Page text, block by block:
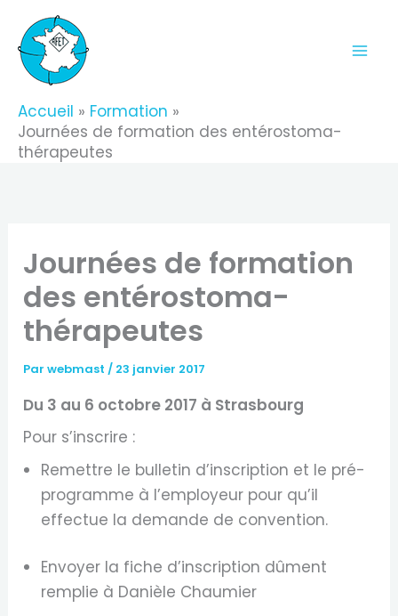
contenu
Accueil
Formation
Journées de formation des entérostoma-
thérapeutes
Journées de formation
des entérostoma-
thérapeutes
Parwebmast / 23 janvier 2017
Du 3 au 6 octobre 2017 à Strasbourg
Pour s’inscrire :
Remettre le bulletin d’inscription et le pré-
programme à l’employeur pour qu’il
effectue la demande de convention.
​Envoyer la fiche d’inscription dûment
remplie à Danièle Chaumier